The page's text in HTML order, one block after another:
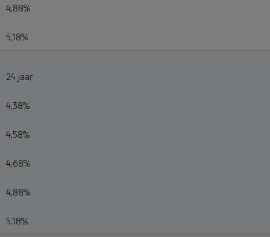
4,88%
5,18%
24 jaar
4,38%
4,58%
4,68%
4,88%
5,18%